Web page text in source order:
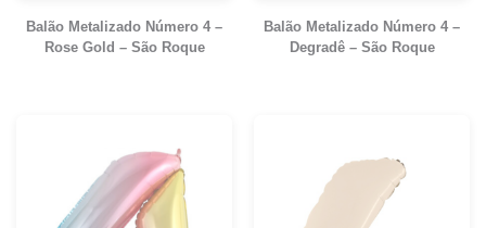
Balão Metalizado Número 4 –
Rose Gold – São Roque
Balão Metalizado Número 4 –
Degradê – São Roque